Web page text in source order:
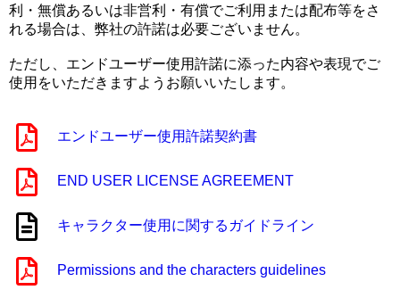
利・無償あるいは非営利・有償でご利用または配布等をさ
れる場合は、弊社の許諾は必要ございません。
ただし、エンドユーザー使用許諾に添った内容や表現でご
使用をいただきますようお願いいたします。
エンドユーザー使用許諾契約書
END USER LICENSE AGREEMENT
キャラクター使用に関するガイドライン
Permissions and the characters guidelines